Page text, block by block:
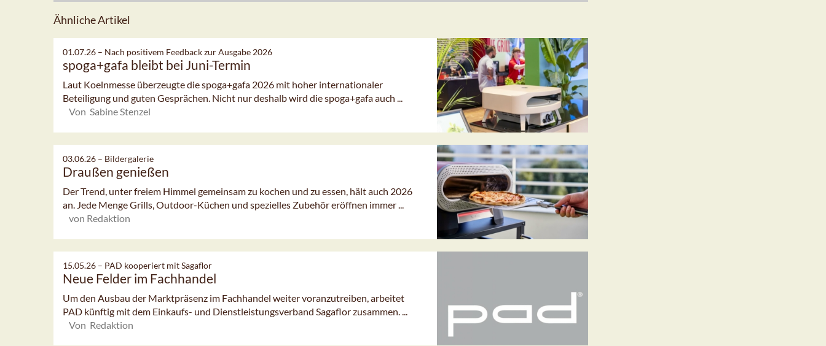
Ähnliche Artikel
01.07.26 – Nach positivem Feedback zur Ausgabe 2026
spoga+gafa bleibt bei Juni-Termin
Laut Koelnmesse überzeugte die spoga+gafa 2026 mit hoher internationaler
Beteiligung und guten Gesprächen. Nicht nur deshalb wird die spoga+gafa auch ...
Von Sabine Stenzel
03.06.26 – Bildergalerie
Draußen genießen
Der Trend, unter freiem Himmel gemeinsam zu kochen und zu essen, hält auch 2026
an. Jede Menge Grills, Outdoor-Küchen und spezielles Zubehör eröffnen immer ...
von Redaktion
15.05.26 – PAD kooperiert mit Sagaflor
Neue Felder im Fachhandel
Um den Ausbau der Marktpräsenz im Fachhandel weiter voranzutreiben, arbeitet
PAD künftig mit dem Einkaufs- und Dienstleistungsverband Sagaflor zusammen. ...
Von Redaktion